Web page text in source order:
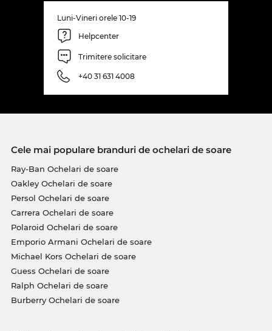
Luni-Vineri orele 10-19
Helpcenter
Trimitere solicitare
+40 31 631 4008
Cele mai populare branduri de ochelari de soare
Ray-Ban Ochelari de soare
Oakley Ochelari de soare
Persol Ochelari de soare
Carrera Ochelari de soare
Polaroid Ochelari de soare
Emporio Armani Ochelari de soare
Michael Kors Ochelari de soare
Guess Ochelari de soare
Ralph Ochelari de soare
Burberry Ochelari de soare